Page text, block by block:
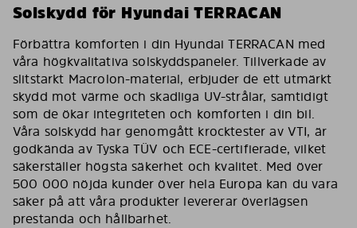
Solskydd för Hyundai TERRACAN
Förbättra komforten i din Hyundai TERRACAN med
våra högkvalitativa solskyddspaneler. Tillverkade av
slitstarkt Macrolon-material, erbjuder de ett utmärkt
skydd mot värme och skadliga UV-strålar, samtidigt
som de ökar integriteten och komforten i din bil.
Våra solskydd har genomgått krocktester av VTI, är
godkända av Tyska TÜV och ECE-certifierade, vilket
säkerställer högsta säkerhet och kvalitet. Med över
500 000 nöjda kunder över hela Europa kan du vara
säker på att våra produkter levererar överlägsen
prestanda och hållbarhet.